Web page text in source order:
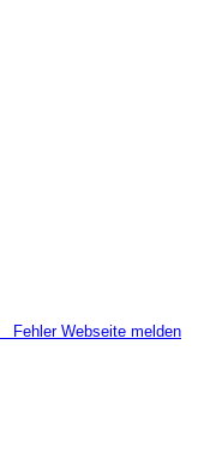
Fehler Webseite melden